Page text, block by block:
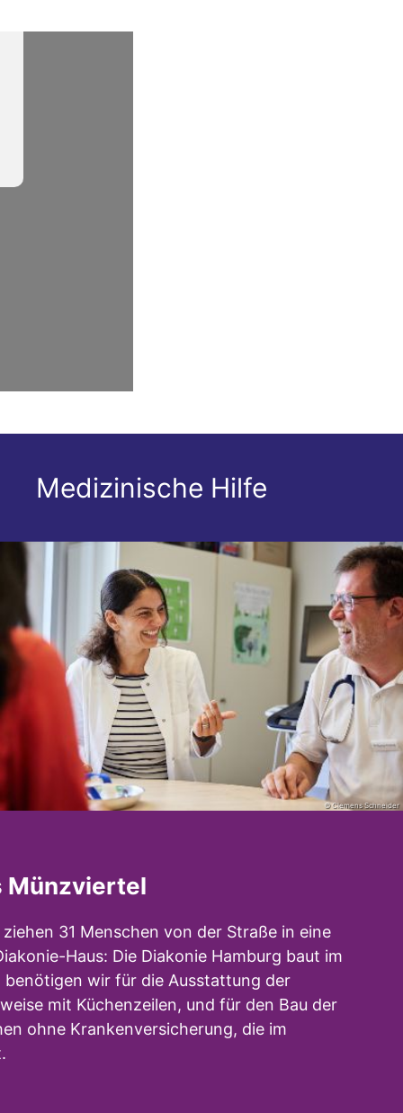
Medizinische Hilfe
© Clemens Schneider
Münzviertel
31 Menschen von der Straße in eine
Haus: Die Diakonie Hamburg baut im
benötigen wir für die Ausstattung der
mit Küchenzeilen, und für den Bau der
ohne Krankenversicherung, die im